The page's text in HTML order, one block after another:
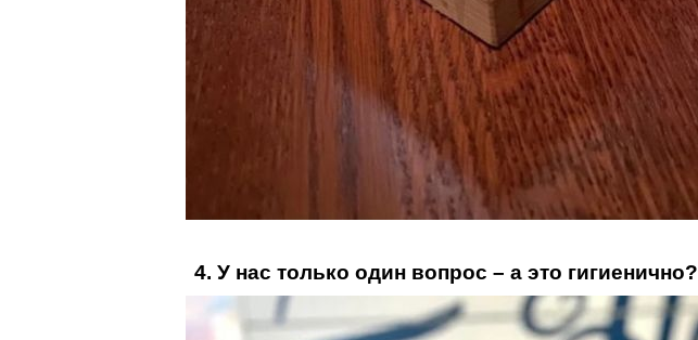
4. У нас только один вопрос – а это гигиенично?